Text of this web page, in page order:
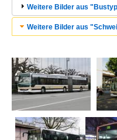
Weitere Bilder aus
Weitere Bilder aus